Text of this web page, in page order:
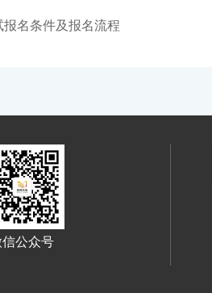
报名条件及报名流程
信公众号